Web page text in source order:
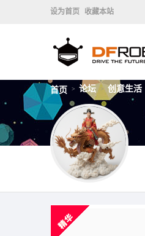
设为首页 收藏本站
首页 > 论坛 > 创意生活